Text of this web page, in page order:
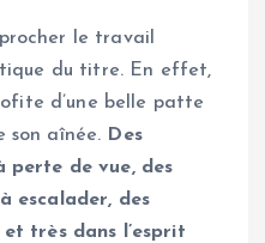
le travail
du titre. En effet,
d’une belle patte
son aînée. Des
perte de vue, des
escalader, des
très dans l’esprit